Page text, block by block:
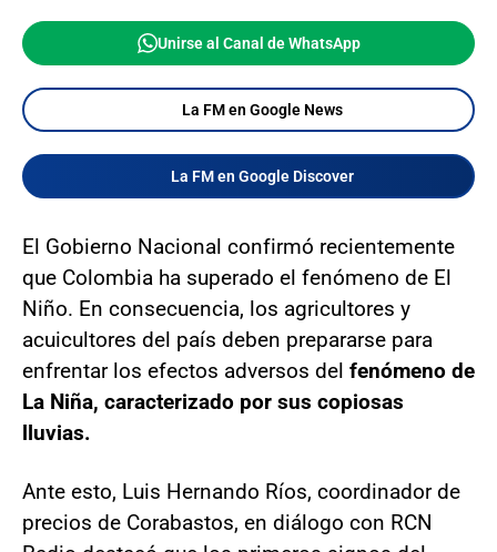
Unirse al Canal de WhatsApp
La FM en Google News
La FM en Google Discover
El Gobierno Nacional confirmó recientemente
que Colombia ha superado el fenómeno de El
Niño. En consecuencia, los agricultores y
acuicultores del país deben prepararse para
enfrentar los efectos adversos del fenómeno de
La Niña, caracterizado por sus copiosas
lluvias.
Ante esto, Luis Hernando Ríos, coordinador de
precios de Corabastos, en diálogo con RCN